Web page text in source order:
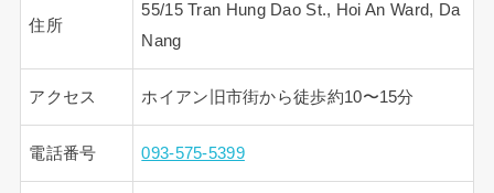
住所
55/15 Tran Hung Dao St., Hoi An Ward, Da
Nang
アクセス ホイアン旧市街から徒歩約10〜15分
電話番号 093-575-5399